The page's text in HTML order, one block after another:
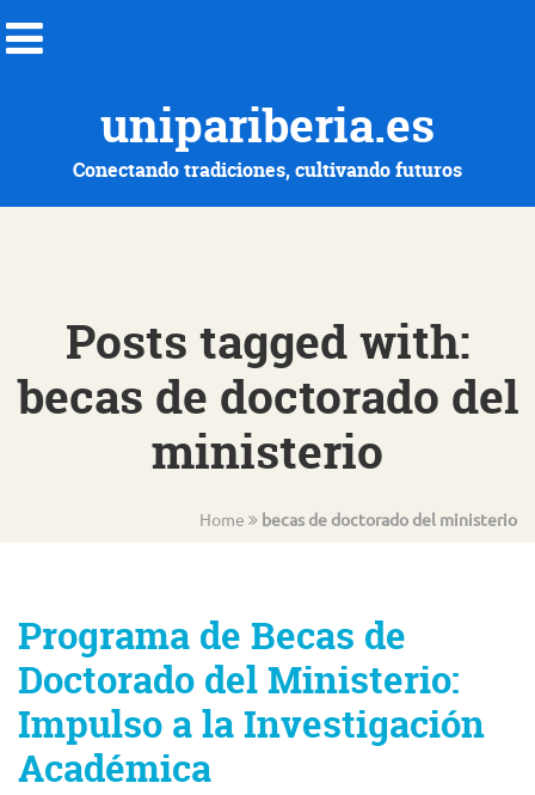
unipariberia.es
Conectando tradiciones, cultivando futuros
Posts tagged with:
becas de doctorado del
ministerio
Home becas de doctorado del ministerio
Programa de Becas de
Doctorado del Ministerio:
Impulso a la Investigación
Académica